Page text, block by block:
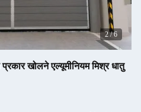
2/6
खोलने एल्यूमीनियम मिश्र धातु